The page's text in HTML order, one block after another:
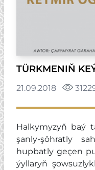
TÜRKMENIŇ
21.09.2018
Halkymyzyň baý
şanly-şöhratly
hupbatly geçen
ýyllaryň